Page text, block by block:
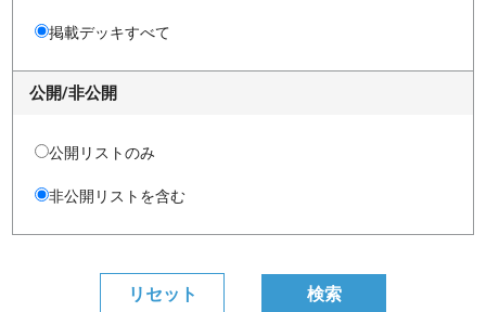
掲載デッキすべて
公開/非公開
公開リストのみ
非公開リストを含む